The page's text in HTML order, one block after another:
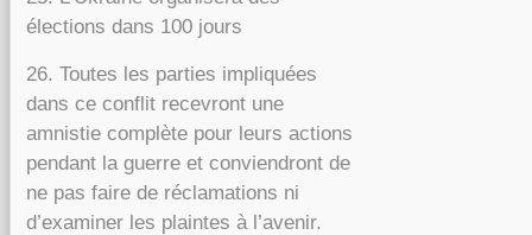
élections dans 100 jours
26. Toutes les parties impliquées
dans ce conflit recevront une
amnistie complète pour leurs actions
pendant la guerre et conviendront de
ne pas faire de réclamations ni
d’examiner les plaintes à l’avenir.